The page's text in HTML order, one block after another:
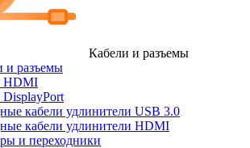
Кабели и разъемы
и разъемы
HDMI
кабели удлинители USB 3.0
кабели удлинители HDMI
и переходники